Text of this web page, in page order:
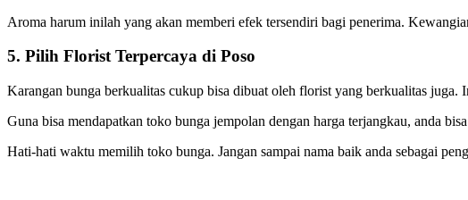
Aroma harum inilah yang akan memberi efek tersendiri bagi penerima.
5. Pilih Florist Terpercaya di Poso
Karangan bunga berkualitas cukup bisa dibuat oleh florist yang berkualitas juga.
Guna bisa mendapatkan toko bunga jempolan dengan harga terjangkau, anda
Hati-hati waktu memilih toko bunga. Jangan sampai nama baik anda sebagai